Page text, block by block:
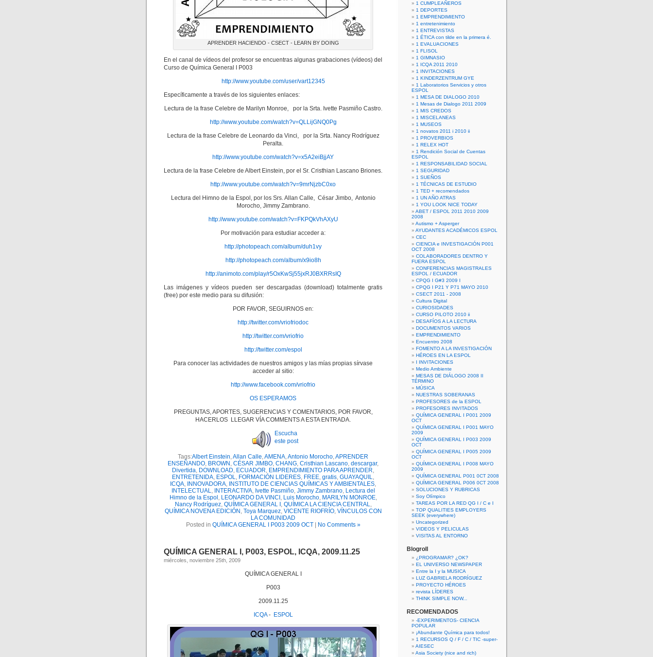
APRENDER HACIENDO - CSECT - LEARN BY DOING
En el canal de vídeos del profesor se encuentras algunas grabaciones (vídeos) del
Curso de Química General I P003
http://www.youtube.com/user/vart12345
Específicamente a través de los siguientes enlaces:
Lectura de la frase Celebre de Marilyn Monroe, por la Srta. Ivette Pasmiño Castro.
http://www.youtube.com/watch?v=QLLijGNQ0Pg
Lectura de la frase Celebre de Leonardo da Vinci, por la Srta. Nancy Rodríguez
Peralta.
http://www.youtube.com/watch?v=x5A2eiBjjAY
Lectura de la frase Celebre de Albert Einstein, por el Sr. Cristhian Lascano Briones.
http://www.youtube.com/watch?v=9mrNjzbC0xo
Lectura del Himno de la Espol, por los Srs. Allan Calle, César Jimbo, Antonio
Morocho, Jimmy Zambrano.
http://www.youtube.com/watch?v=FKPQkVhAXyU
Por motivación para estudiar acceder a:
http://photopeach.com/album/duh1vy
http://photopeach.com/album/x9io8h
http://animoto.com/play/r5OxKwSj55jxRJ0BXRRsIQ
Las imágenes y vídeos pueden ser descargadas (download) totalmente gratis
(free) por este medio para su difusión:
POR FAVOR, SEGUIRNOS en:
http://twitter.com/vriofriodoc
http://twitter.com/vriofrio
http://twitter.com/espol
Para conocer las actividades de nuestros amigos y las mías propias sírvase
acceder al sitio:
http://www.facebook.com/vriofrio
OS ESPERAMOS
PREGUNTAS, APORTES, SUGERENCIAS Y COMENTARIOS, POR FAVOR,
HACERLOS LLEGAR VÍA COMMENTS A ESTA ENTRADA.
Escucha
este post
Tags:Albert Einstein,Allan Calle,AMENA,Antonio Morocho,APRENDER
ENSEÑANDO, BROWN , CÉSAR JIMBO, CHANG, Cristhian Lascano, descargar,
Divertida, DOWNLOAD, ECUADOR, EMPRENDIMIENTO PARA APRENDER,
ENTRETENIDA, ESPOL, FORMACIÓN LIDERES, FREE, gratis, GUAYAQUIL,
ICQA, INNOVADORA, INSTITUTO DE CIENCIAS QUÍMICAS Y AMBIENTALES,
INTELECTUAL, INTERACTIVA, Ivette Pasmiño, Jimmy Zambrano, Lectura del
Himno de la Espol , LEONARDO DA VINCI , Luis Morocho, MARILYN MONROE,
Nancy Rodríguez, QUÍMICA GENERAL I , QUÍMICA LA CIENCIA CENTRAL,
QUÍMICA NOVENA EDICIÓN , Toya Marquez, VICENTE RIOFRÍO, VÍNCULOS CON
LA COMUNIDAD
Posted in QUÍMICA GENERAL I P003 2009 OCT| No Comments »
QUÍMICA GENERAL I, P003, ESPOL, ICQA, 2009.11.25
miércoles, noviembre 25th, 2009
QUÍMICA GENERAL I
P003
2009.11.25
ICQA- ESPOL
1 CUMPLEAÑEROS
1 DEPORTES
1 EMPRENDIMIENTO
1 entretenimiento
1 ENTREVISTAS
1 ÉTICA con tilde en la primera é.
1 EVALUACIONES
1 FLISOL
1 GIMNASIO
1 ICQA 2011 2010
1 INVITACIONES
1 KINDERZENTRUM GYE
1 Laboratorios Servicios y otros
ESPOL
1 MESA DE DIALOGO 2010
1 Mesas de Dialogo 2011 2009
1 MIS CREDOS
1 MISCELANEAS
1 MUSEOS
1 novatos 2011 i 2010 ii
1 PROVERBIOS
1 RELEX HOT
1 Rendición Social de Cuentas
ESPOL
1 RESPONSABILIDAD SOCIAL
1 SEGURIDAD
1 SUEÑOS
1 TÉCNICAS DE ESTUDIO
1 TED + recomendados
1 UN AÑO ATRAS
1 YOU LOOK NICE TODAY
ABET / ESPOL 2011 2010 2009
2008
Autismo + Asperger
AYUDANTES ACADÉMICOS ESPOL
CEC
CIENCIA e INVESTIGACIÓN P001
OCT 2008
COLABORADORES DENTRO Y
FUERA ESPOL
CONFERENCIAS MAGISTRALES
ESPOL / ECUADOR
CPQG I G#3 2009 I
CPQG I P21 Y P71 MAYO 2010
CSECT 2011 - 2008
Cultura Digital
CURIOSIDADES
CURSO PILOTO 2010 ii
DESAFÍOS A LA LECTURA
DOCUMENTOS VARIOS
EMPRENDIMIENTO
Encuentro 2008
FOMENTO A LA INVESTIGACIÓN
HÉROES EN LA ESPOL
I INVITACIONES
Medio Ambiente
MESAS DE DIÁLOGO 2008 II
TÉRMINO
MÚSICA
NUESTRAS SOBERANAS
PROFESORES de la ESPOL
PROFESORES INVITADOS
QUÍMICA GENERAL I P001 2009
OCT
QUÍMICA GENERAL I P001 MAYO
2009
QUÍMICA GENERAL I P003 2009
OCT
QUÍMICA GENERAL I P005 2009
OCT
QUÍMICA GENERAL I P008 MAYO
2009
QUÍMICA GENERAL P001 0CT 2008
QUÍMICA GENERAL P006 0CT 2008
SOLUCIONES Y RUBRICAS
Soy Olímpico
TAREAS POR LA RED QG I / C e I
TOP QUALITIES EMPLOYERS
SEEK (everywhere)
Uncategorized
VIDEOS Y PELICULAS
VISITAS AL ENTORNO
Blogroll
¿PROGRAMAR? ¿OK?
EL UNIVERSO NEWSPAPER
Entre la I y la MUSICA
LUZ GABRIELA RODRÍGUEZ
PROYECTO HÉROES
revista LÍDERES
THINK SIMPLE NOW...
RECOMENDADOS
-EXPERIMENTOS- CIENCIA
POPULAR
¡Abundante Química para todos!
1 RECURSOS Q / F / C / TIC -super-
AIESEC
Asia Society (nice and rich)